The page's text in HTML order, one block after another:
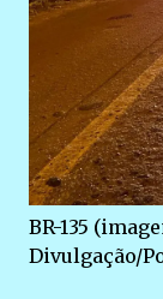
BR-135
Divulgação/